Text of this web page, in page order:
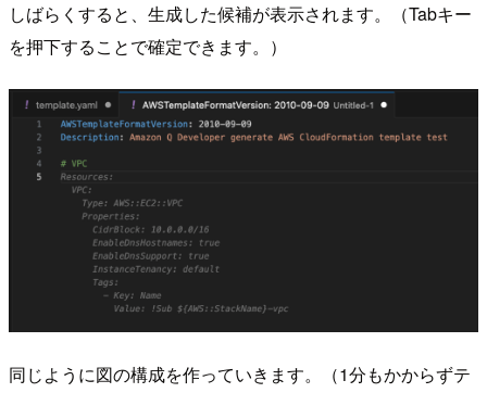
しばらくすると、生成した候補が表示されます。（Tabキー
を押下することで確定できます。）
同じように図の構成を作っていきます。（1分もかからずテ